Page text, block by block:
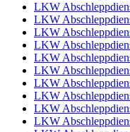
LKW
LKW
LKW
LKW
LKW
LKW
LKW
LKW
LKW
LKW